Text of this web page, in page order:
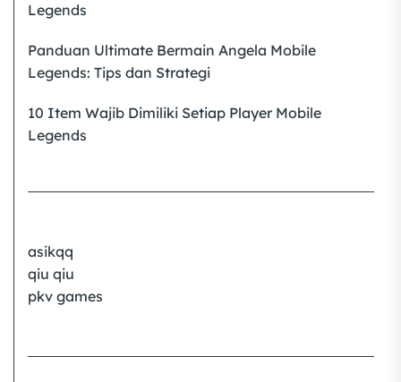
Legends
Panduan Ultimate Bermain Angela Mobile
Legends: Tips dan Strategi
10 Item Wajib Dimiliki Setiap Player Mobile
Legends
asikqq
qiu qiu
pkv games